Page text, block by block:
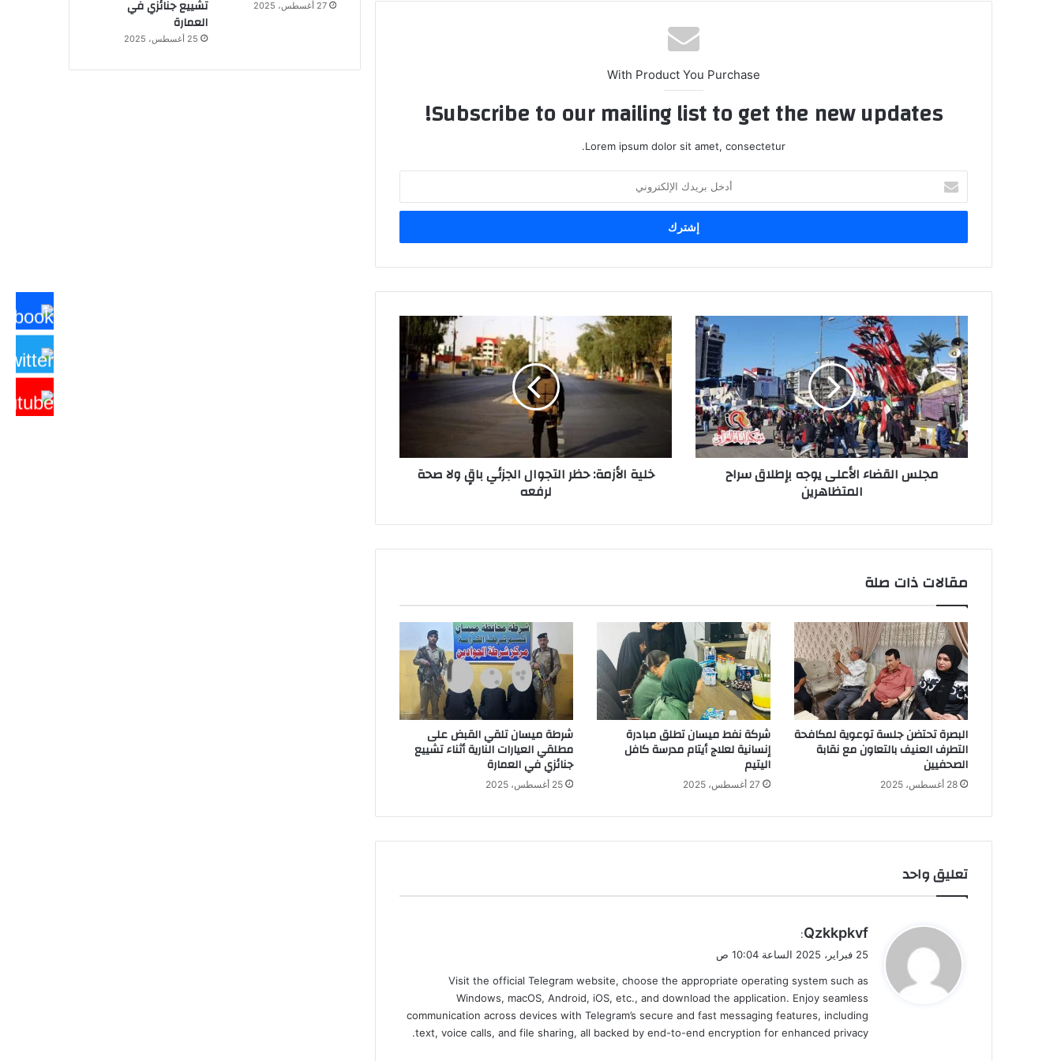
With Product You Purchase
Subscribe to our mailing list to get the new updates!
Lorem ipsum dolor sit amet, consectetur.
بريدك
الإلكتروني
مجلس
القضاء
الأعلى
يوجه
بإطلاق
سراح
المتظاهرين
مجلس القضاء الأعلى يوجه بإطلاق سراح
المتظاهرين
خلية
الأزمة:
حظر
التجوال
الجزئي
لرفعه
خلية الأزمة: حظر التجوال الجزئي باقٍ ولا صحة
لرفعه
مقالات ذات صلة
البصرة تحتضن جلسة توعوية لمكافحة
التطرف العنيف بالتعاون مع نقابة
الصحفيين
28 أغسطس، 2025
شركة نفط ميسان تطلق مبادرة
إنسانية لعلاج أيتام مدرسة كافل
اليتيم
27 أغسطس، 2025
شرطة ميسان تلقي القبض على
مطلقي العيارات النارية أثناء تشييع
جنائزي في العمارة
25 أغسطس، 2025
تعليق واحد
ي
ق
ل
Qzkkpkvf
:
25 فبراير، 2025 الساعة 10:04 ص
Visit the official Telegram website, choose the appropriate operating system such as
Windows, macOS, Android, iOS, etc., and download the application. Enjoy seamless
communication across devices with Telegram’s secure and fast messaging features, including
text, voice calls, and file sharing, all backed by end-to-end encryption for enhanced privacy.
27 أغسطس، 2025
تشييع جنائزي في
العمارة
25 أغسطس، 2025